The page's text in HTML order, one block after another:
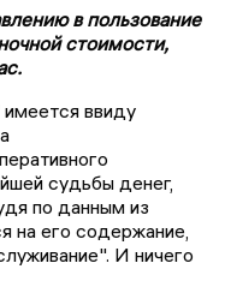
в пользование
стоимости,
ввиду
судьбы денег,
по данным из
на его содержание,
И ничего